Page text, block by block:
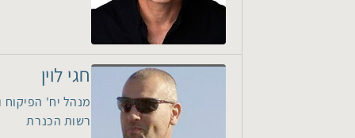
חגי לוין
מנהל יח' הפיקוח
רשות הכנרת